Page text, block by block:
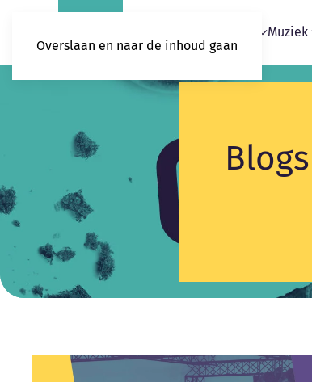
Overslaan en naar de inhoud gaan
Muziek